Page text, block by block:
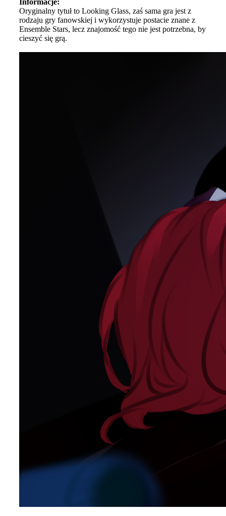
Oryginalny tytuł to Looking Glass, zaś sama gra jest z
rodzaju gry fanowskiej i wykorzystuje postacie znane z
Ensemble Stars, lecz znajomość tego nie jest potrzebna, by
cieszyć się grą.